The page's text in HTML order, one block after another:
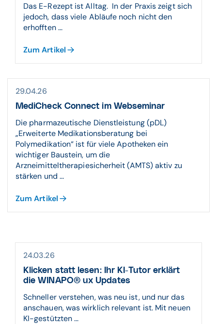
Das E-Rezept ist Alltag. In der Praxis zeigt sich
jedoch, dass viele Abläufe noch nicht den
erhofften ...
Zum Artikel
29.04.26
MediCheck Connect im Webseminar
Die pharmazeutische Dienstleistung (pDL)
„Erweiterte Medikationsberatung bei
Polymedikation“ ist für viele Apotheken ein
wichtiger Baustein, um die
Arzneimitteltherapiesicherheit (AMTS) aktiv zu
stärken und ...
Zum Artikel
24.03.26
Klicken statt lesen: Ihr KI-Tutor erklärt
die WINAPO® ux Updates
Schneller verstehen, was neu ist, und nur das
anschauen, was wirklich relevant ist. Mit neuen
KI-gestützten ...